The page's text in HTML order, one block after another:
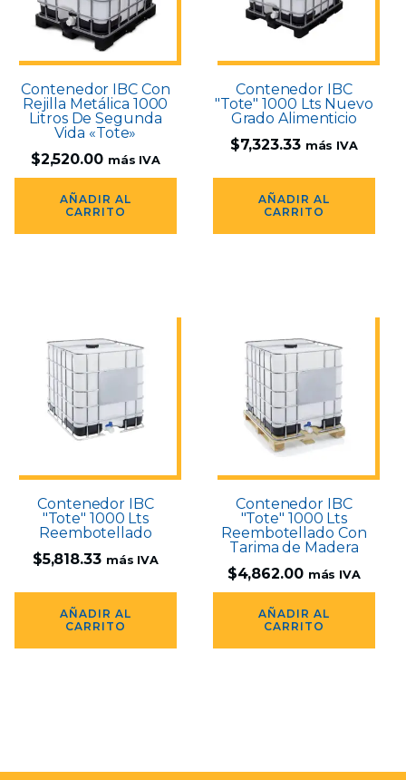
Contenedor IBC Con
Rejilla Metálica 1000
Litros De Segunda
Vida «Tote»
$2,520.00 más IVA
AÑADIR AL
CARRITO
Contenedor IBC
"Tote" 1000 Lts Nuevo
Grado Alimenticio
$7,323.33 más IVA
AÑADIR AL
CARRITO
Contenedor IBC
"Tote" 1000 Lts
Reembotellado
$5,818.33 más IVA
AÑADIR AL
CARRITO
Contenedor IBC
"Tote" 1000 Lts
Reembotellado Con
Tarima de Madera
$4,862.00 más IVA
AÑADIR AL
CARRITO